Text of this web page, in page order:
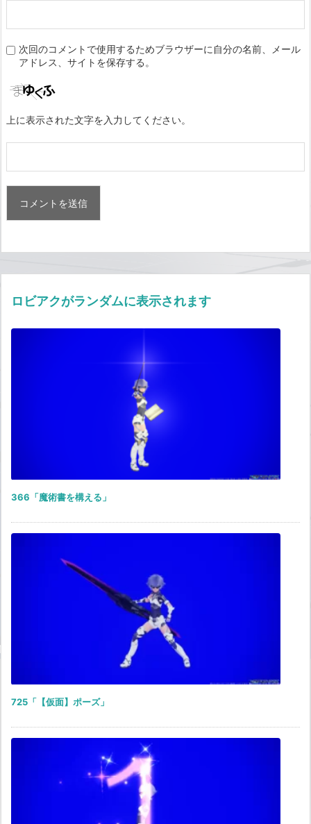
次回のコメントで使用するためブラウザーに自分の名前、メール
アドレス、サイトを保存する。
上に表示された文字を入力してください。
ロビアクがランダムに表示されます
366「魔術書を構える」
725「【仮面】ポーズ」